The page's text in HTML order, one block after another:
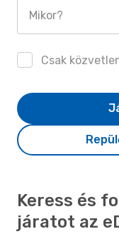
Mikor?
Csak
Keress és
járatot az